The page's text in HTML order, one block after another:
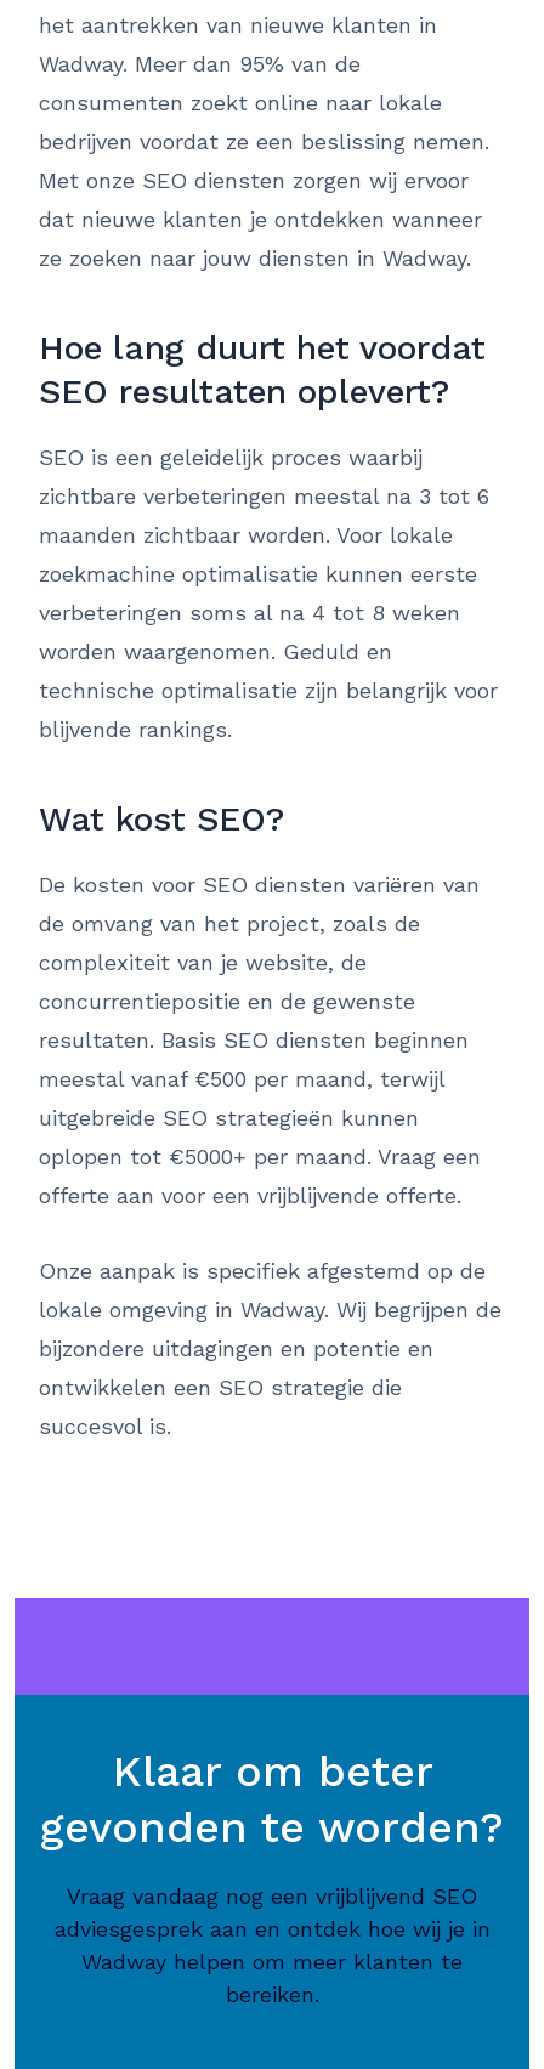
het aantrekken van nieuwe klanten in
Wadway. Meer dan 95% van de
consumenten zoekt online naar lokale
bedrijven voordat ze een beslissing nemen.
Met onze SEO diensten zorgen wij ervoor
dat nieuwe klanten je ontdekken wanneer
ze zoeken naar jouw diensten in Wadway.
Hoe lang duurt het voordat
SEO resultaten oplevert?
SEO is een geleidelijk proces waarbij
zichtbare verbeteringen meestal na 3 tot 6
maanden zichtbaar worden. Voor lokale
zoekmachine optimalisatie kunnen eerste
verbeteringen soms al na 4 tot 8 weken
worden waargenomen. Geduld en
technische optimalisatie zijn belangrijk voor
blijvende rankings.
Wat kost SEO?
De kosten voor SEO diensten variëren van
de omvang van het project, zoals de
complexiteit van je website, de
concurrentiepositie en de gewenste
resultaten. Basis SEO diensten beginnen
meestal vanaf €500 per maand, terwijl
uitgebreide SEO strategieën kunnen
oplopen tot €5000+ per maand. Vraag een
offerte aan voor een vrijblijvende offerte.
Onze aanpak is specifiek afgestemd op de
lokale omgeving in Wadway. Wij begrijpen de
bijzondere uitdagingen en potentie en
ontwikkelen een SEO strategie die
succesvol is.
Klaar om beter
gevonden te worden?
Vraag vandaag nog een vrijblijvend SEO
adviesgesprek aan en ontdek hoe wij je in
Wadway helpen om meer klanten te
bereiken.